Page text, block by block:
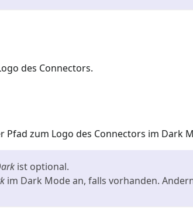
des Connectors.
Pfad zum Logo des Connectors im Dark
ist optional.
im Dark Mode an, falls vorhanden.